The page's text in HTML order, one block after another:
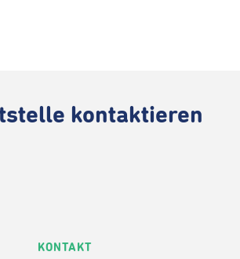
kontaktieren
KONTAKT